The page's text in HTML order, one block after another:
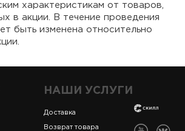
характеристикам от товаров,
в акции. В течение проведения
быть изменена относительно
НАШИ УСЛУГИ
Доставка
Возврат товара